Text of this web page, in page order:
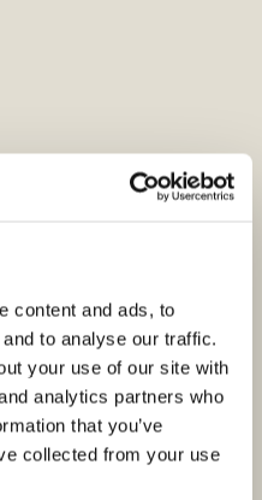
content and ads, to
to analyse our traffic.
your use of our site with
analytics partners who
that you’ve
collected from your use